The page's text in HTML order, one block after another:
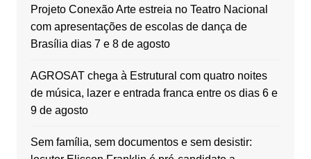
Projeto Conexão Arte estreia no Teatro Nacional
com apresentações de escolas de dança de
Brasília dias 7 e 8 de agosto
AGROSAT chega à Estrutural com quatro noites
de música, lazer e entrada franca entre os dias 6 e
9 de agosto
Sem família, sem documentos e sem desistir: